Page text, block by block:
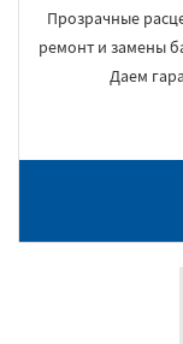
Прозрачные
ремонт и замены
Даем